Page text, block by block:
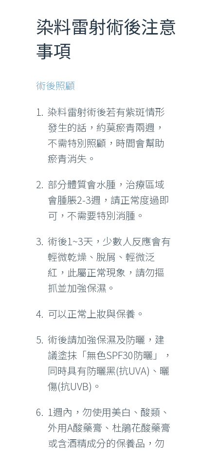
染料雷射術後注意
事項
術後照顧
染料雷射術後若有紫斑情形
發生的話，約莫瘀青兩週，
不需特別照顧，時間會幫助
瘀青消失。
部分體質會水腫，治療區域
會腫脹2-3週，請正常度過即
可，不需要特別消腫。
術後1~3天，少數人反應會有
輕微乾燥、脫屑、輕微泛
紅，此屬正常現象，請勿摳
抓並加強保濕。
可以正常上妝與保養。
術後請加強保濕及防曬，建
議塗抹「無色SPF30防曬」，
同時具有防曬黑(抗UVA)、曬
傷(抗UVB)。
1週內，勿使用美白、酸類、
外用A酸藥膏、杜鵑花酸藥膏
或含酒精成分的保養品，勿